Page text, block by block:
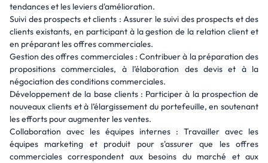
tendances et les leviers d'amélioration.
Suivi des prospects et clients : Assurer le suivi des prospects et des
clients existants, en participant à la gestion de la relation client et
en préparant les offres commerciales.
Gestion des offres commerciales : Contribuer à la préparation des
propositions commerciales, à l’élaboration des devis et à la
négociation des conditions commerciales.
Développement de la base clients : Participer à la prospection de
nouveaux clients et à l’élargissement du portefeuille, en soutenant
les efforts pour augmenter les ventes.
Collaboration avec les équipes internes : Travailler avec les
équipes marketing et produit pour s'assurer que les offres
commerciales correspondent aux besoins du marché et aux